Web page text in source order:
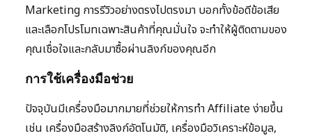
Marketing การรีวิวอย่างตรงไปตรงมา บอกทั้งข้อดีข้อเสีย
และเลือกโปรโมทเฉพาะสินค้าที่คุณมั่นใจ จะทำให้ผู้ติดตามของ
คุณเชื่อใจและกลับมาซื้อผ่านลิงก์ของคุณอีก
การใช้เครื่องมือช่วย
ปัจจุบันมีเครื่องมือมากมายที่ช่วยให้การทำ Affiliate ง่ายขึ้น
เช่น เครื่องมือสร้างลิงก์อัตโนมัติ, เครื่องมือวิเคราะห์ข้อมูล,